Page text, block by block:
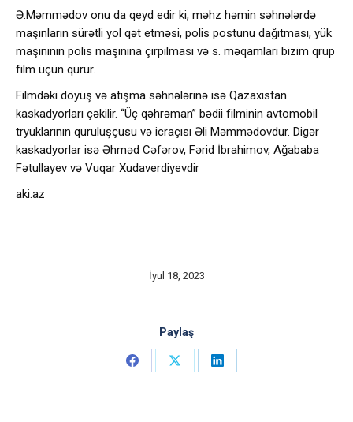
Ə.Məmmədov onu da qeyd edir ki, məhz həmin səhnələrdə
maşınların sürətli yol qət etməsi, polis postunu dağıtması, yük
maşınının polis maşınına çırpılması və s. məqamları bizim qrup
film üçün qurur.
Filmdəki döyüş və atışma səhnələrinə isə Qazaxıstan
kaskadyorları çəkilir. “Üç qəhrəman” bədii filminin avtomobil
tryuklarının quruluşçusu və icraçısı Əli Məmmədovdur. Digər
kaskadyorlar isə Əhməd Cəfərov, Fərid İbrahimov, Ağababa
Fətullayev və Vuqar Xudaverdiyevdir
aki.az
İyul 18, 2023
Paylaş
Share
Share
Share